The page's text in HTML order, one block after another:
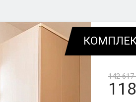
142 617